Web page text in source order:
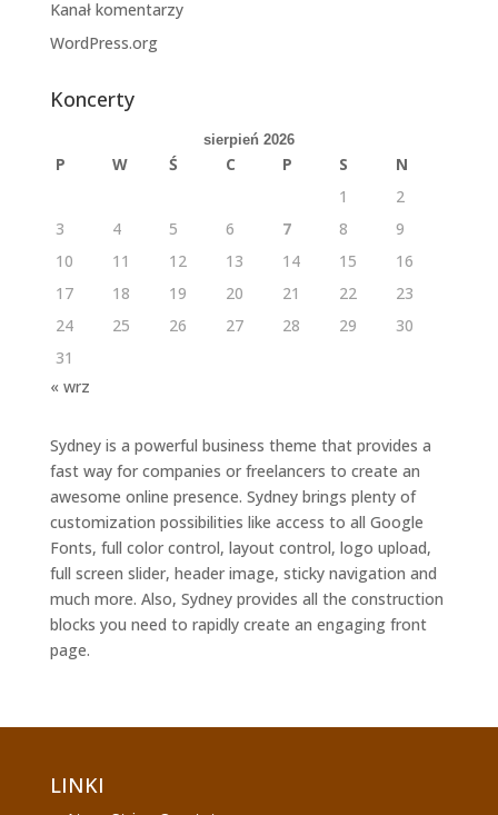
Kanał komentarzy
WordPress.org
Koncerty
sierpień 2026
P W Ś C P S
N
1
2
3
4 5 6 7 8
9
10
11 12 13 14 15
16
17
18 19 20 21 22
23
24
25 26 27 28 29
30
31
« wrz
Sydney is a powerful business theme that provides a
fast way for companies or freelancers to create an
awesome online presence. Sydney brings plenty of
customization possibilities like access to all Google
Fonts, full color control, layout control, logo upload,
full screen slider, header image, sticky navigation and
much more. Also, Sydney provides all the construction
blocks you need to rapidly create an engaging front
page.
LINKI